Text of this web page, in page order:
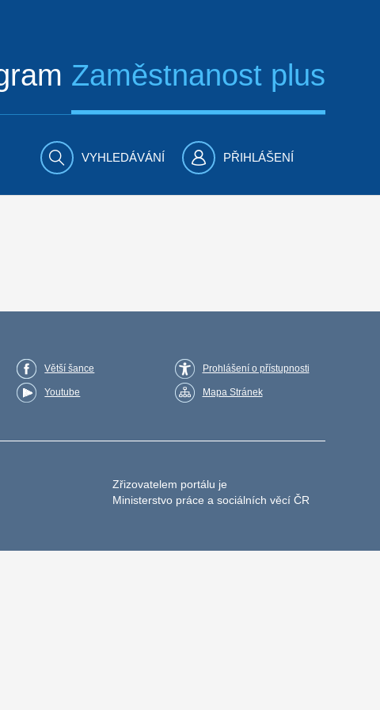
Zaměstnanost plus
VYHLEDÁVÁNÍ PŘIHLÁŠENÍ
Větší šance
Youtube
Prohlášení o přístupnosti
Mapa Stránek
Zřizovatelem portálu je
Ministerstvo práce a sociálních věcí ČR